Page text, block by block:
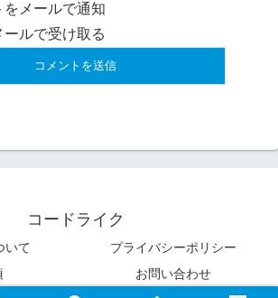
メールで通知
ルで受け取る
コードライク
いて
プライバシーポリシー
お問い合わせ